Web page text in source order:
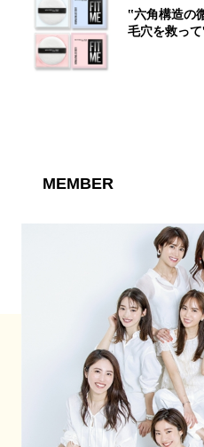
‟六角構造の
毛穴を救っ
MEMBER